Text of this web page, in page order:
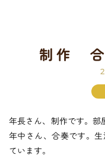
制作
年長さん、制作です。部
年中さん、合奏です。
ています。